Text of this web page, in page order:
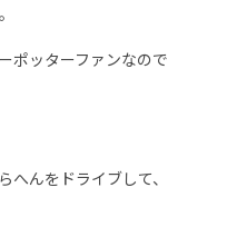
ポッターファンなので
んをドライブして、